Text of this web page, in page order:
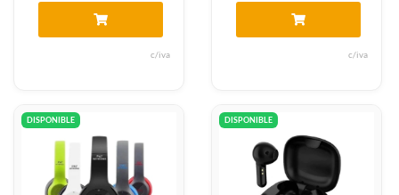
c/iva c/iva
DISPONIBLE DISPONIBLE